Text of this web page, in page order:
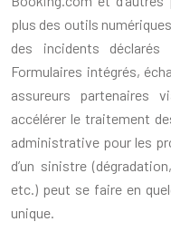
plus des outils
des incidents
Formulaires intégrés,
assureurs
accélérer le traitement
administrative pour les
d’un sinistre
etc.) peut se faire en
unique.